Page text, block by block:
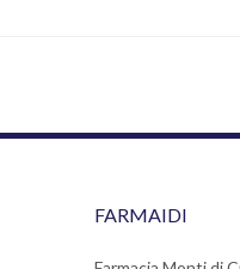
FARMAIDI